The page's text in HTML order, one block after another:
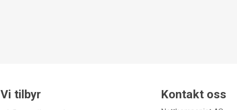
Vi tilbyr Kontakt oss